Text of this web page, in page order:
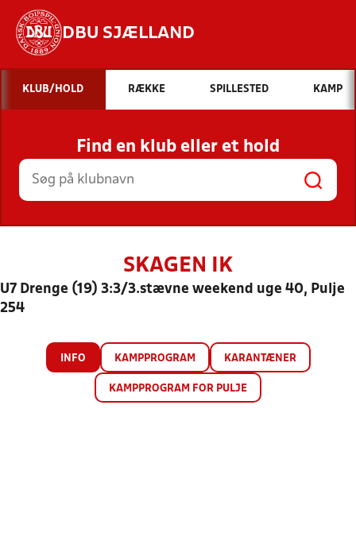
DBU SJÆLLAND
Hvad vil du søge efter?
INDHOLD OG NYHEDER
STILLINGER, RESULTATER, KLUBBER OG
HOLD
KLUB/HOLD RÆKKE SPILLESTED KAMP
Find en klub eller et hold
SKAGEN IK
U7 Drenge (19) 3:3/3.stævne weekend uge 40, Pulje
254
INFO KAMPPROGRAM KARANTÆNER
KAMPPROGRAM FOR PULJE